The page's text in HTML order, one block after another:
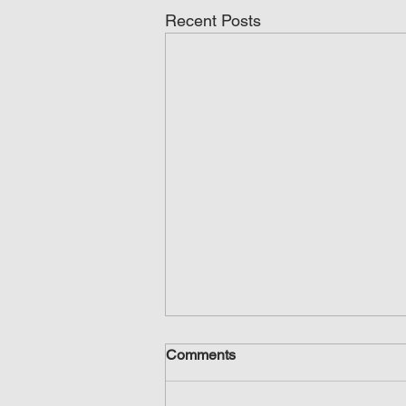
Recent Posts
Comments